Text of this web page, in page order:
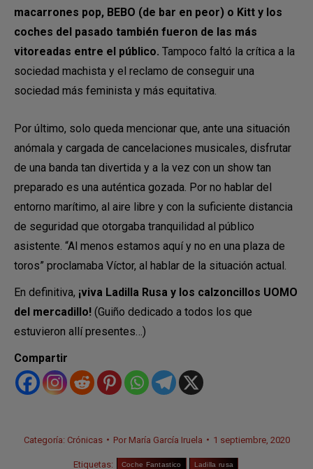
macarrones pop, BEBO (de bar en peor) o Kitt y los
coches del pasado también fueron de las más
vitoreadas entre el público. Tampoco faltó la crítica a la
sociedad machista y el reclamo de conseguir una
sociedad más feminista y más equitativa.
Por último, solo queda mencionar que, ante una situación
anómala y cargada de cancelaciones musicales, disfrutar
de una banda tan divertida y a la vez con un show tan
preparado es una auténtica gozada. Por no hablar del
entorno marítimo, al aire libre y con la suficiente distancia
de seguridad que otorgaba tranquilidad al público
asistente. “Al menos estamos aquí y no en una plaza de
toros” proclamaba Víctor, al hablar de la situación actual.
En definitiva, ¡viva Ladilla Rusa y los calzoncillos UOMO
del mercadillo! (Guiño dedicado a todos los que
estuvieron allí presentes…)
Compartir
Categoría: Crónicas Por María García Iruela 1 septiembre, 2020
Etiquetas: Coche Fantastico Ladilla rusa